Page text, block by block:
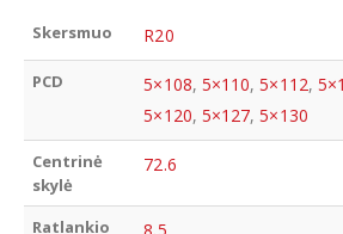
Skersmuo R20
PCD 5×108, 5×110,5×112,
5×120, 5×127,5×130
Centrinė
skylė
72.6
Ratlankio